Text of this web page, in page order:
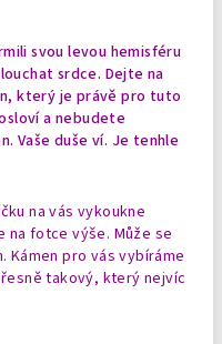
svou levou hemisféru
srdce. Dejte na
který je právě pro tuto
a nebudete
Vaše duše ví. Je tenhle
na vás vykoukne
fotce výše. Může se
Kámen pro vás vybíráme
takový, který nejvíc